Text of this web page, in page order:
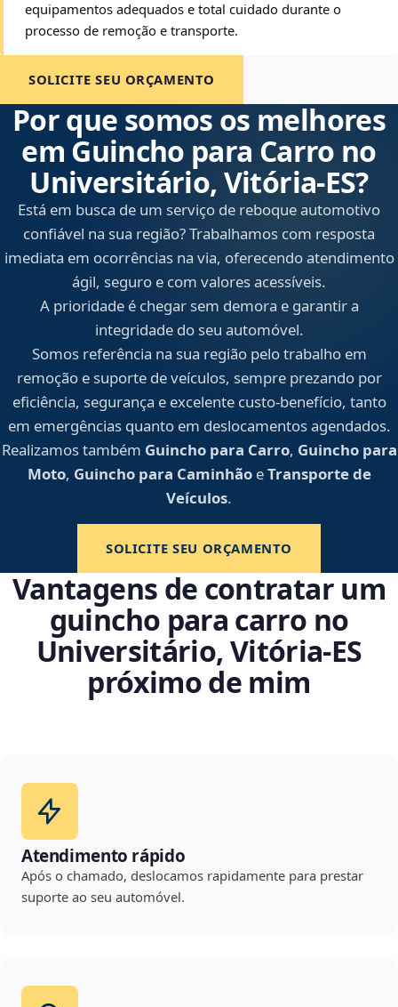
equipamentos adequados e total cuidado durante o
processo de remoção e transporte.
SOLICITE SEU ORÇAMENTO
Por que somos os melhores
em Guincho para Carro no
Universitário, Vitória‑ES?
Está em busca de um serviço de reboque automotivo
confiável na sua região? Trabalhamos com resposta
imediata em ocorrências na via, oferecendo atendimento
ágil, seguro e com valores acessíveis.
A prioridade é chegar sem demora e garantir a
integridade do seu automóvel.
Somos referência na sua região pelo trabalho em
remoção e suporte de veículos, sempre prezando por
eficiência, segurança e excelente custo-benefício, tanto
em emergências quanto em deslocamentos agendados.
Realizamos também Guincho para Carro, Guincho para
Moto, Guincho para CaminhãoeTransporte de
Veículos.
SOLICITE SEU ORÇAMENTO
Vantagens de contratar um
guincho para carro no
Universitário, Vitória‑ES
próximo de mim
Atendimento rápido
Após o chamado, deslocamos rapidamente para prestar
suporte ao seu automóvel.